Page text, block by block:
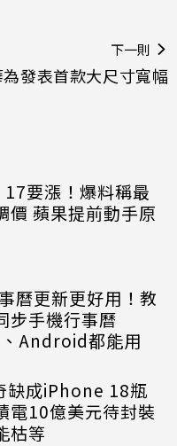
下一則
發表首款大尺寸寬幅
要漲！爆料稱最
價 蘋果提前動手原
曆更新更好用！教
步手機行事曆
Android都能用
缺成iPhone 18瓶
電10億美元待封裝
枯等